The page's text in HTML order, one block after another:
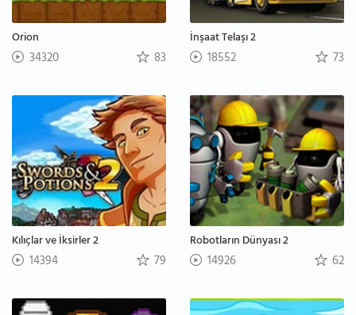
Orion
34320 83
İnşaat Telaşı 2
18552 73
Kılıçlar ve İksirler 2
14394 79
Robotların Dünyası 2
14926 62